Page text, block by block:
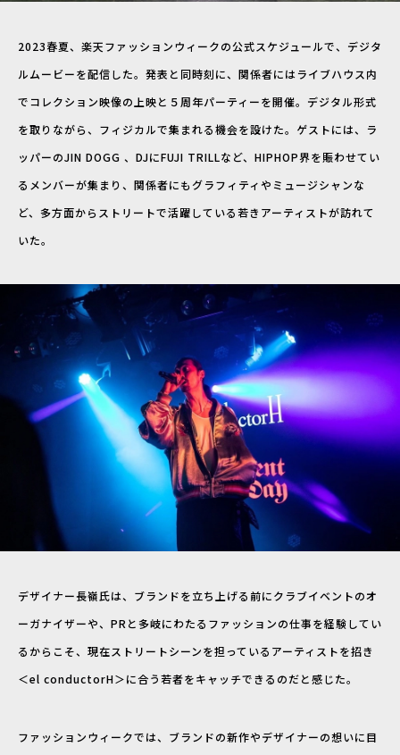
2023春夏、楽天ファッションウィークの公式スケジュールで、デジタ
ルムービーを配信した。発表と同時刻に、関係者にはライブハウス内
でコレクション映像の上映と５周年パーティーを開催。デジタル形式
を取りながら、フィジカルで集まれる機会を設けた。ゲストには、ラ
ッパーのJIN DOGG 、DJにFUJI TRILLなど、HIPHOP界を賑わせてい
るメンバーが集まり、関係者にもグラフィティやミュージシャンな
ど、多方面からストリートで活躍している若きアーティストが訪れて
いた。
デザイナー長嶺氏は、ブランドを立ち上げる前にクラブイベントのオ
ーガナイザーや、PRと多岐にわたるファッションの仕事を経験してい
るからこそ、現在ストリートシーンを担っているアーティストを招き
＜el conductorH＞に合う若者をキャッチできるのだと感じた。
ファッションウィークでは、ブランドの新作やデザイナーの想いに目